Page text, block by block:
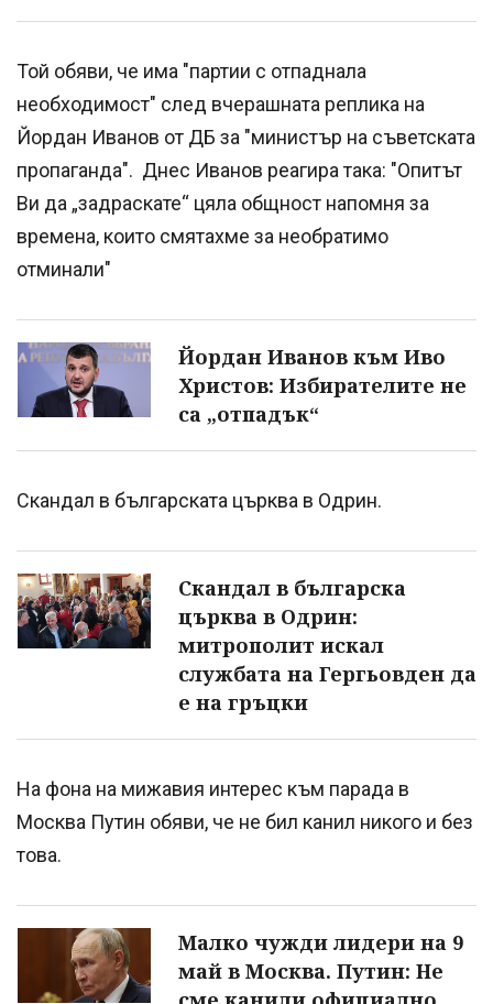
Той обяви, че има "партии с отпаднала
необходимост" след вчерашната реплика на
Йордан Иванов от ДБ за "министър на съветската
пропаганда". Днес Иванов реагира така: "Опитът
Ви да „задраскате“ цяла общност напомня за
времена, които смятахме за необратимо
отминали"
Йордан Иванов към Иво
Христов: Избирателите не
са „отпадък“
Скандал в българската църква в Одрин.
Скандал в българска
църква в Одрин:
митрополит искал
службата на Гергьовден да
е на гръцки
На фона на мижавия интерес към парада в
Москва Путин обяви, че не бил канил никого и без
това.
Малко чужди лидери на 9
май в Москва. Путин: Не